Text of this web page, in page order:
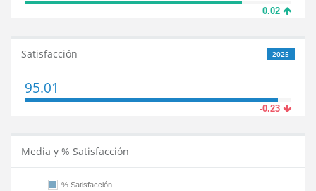
0.02
2025
Satisfacción
95.01
-0.23
Media y % Satisfacción
% Satisfacción